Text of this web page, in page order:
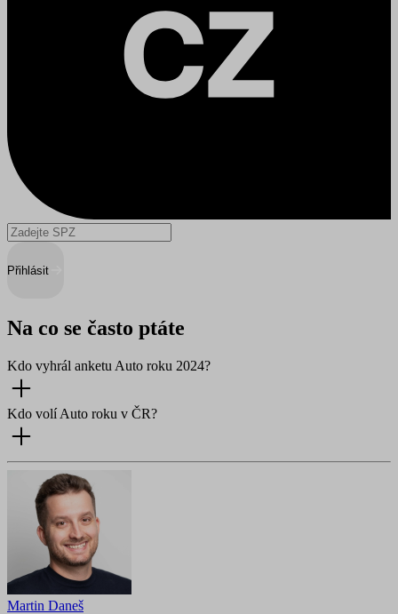
Přihlásit
Na co se často ptáte
Kdo vyhrál anketu Auto roku 2024?
Kdo volí Auto roku v ČR?
Martin Daneš